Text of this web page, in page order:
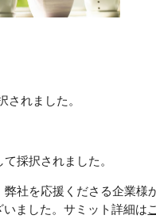
れました。
採択されました。
社を応援くださる企業様
ました。サミット詳細は